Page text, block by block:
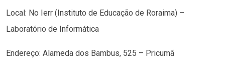
Local: No Ierr (Instituto de Educação de Roraima) –
Laboratório de Informática
Endereço: Alameda dos Bambus, 525 – Pricumã